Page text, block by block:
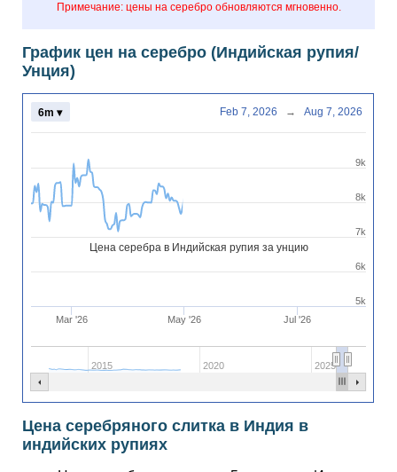
Примечание: цены на серебро обновляются мгновенно.
График цен на серебро (Индийская рупия/
Унция)
Цена серебра в Индийская рупия за унцию
Mar '26 May '26 Jul '26
2015 2020 2025
5k
6k
7k
8k
9k
6m ▾ Feb 7, 2026 → Aug 7, 2026
Цена серебряного слитка в Индия в
индийских рупиях